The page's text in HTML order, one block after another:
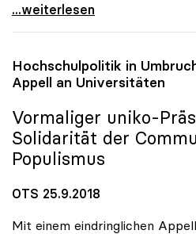
Universitäten setzen weiter
...weiterlesen
Hochschulpolitik in
Appell an Universitäten
Vormaliger uniko-
Solidarität der
Populismus
OTS 25.9.2018
Mit einem eindringlichen